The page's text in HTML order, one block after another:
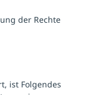
der Rechte
ist Folgendes